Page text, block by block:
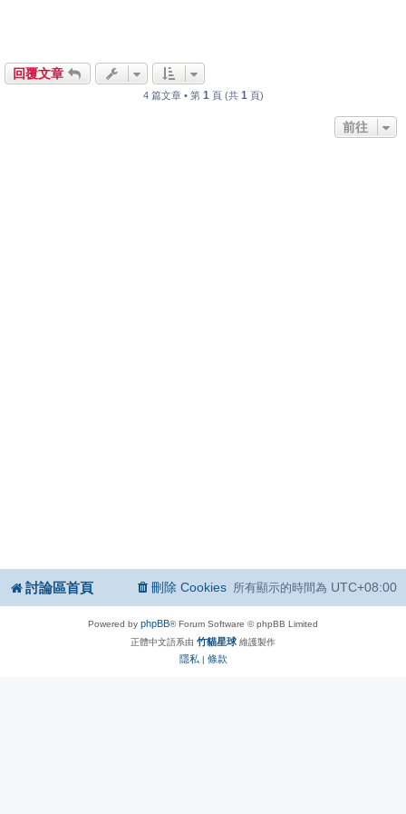
回覆文章
4 篇文章 • 第 1 頁 (共 1 頁)
前往
討論區首頁 所有顯示的時間為 UTC+08:00
刪除 Cookies
Powered by phpBB® Forum Software © phpBB Limited
正體中文語系由 竹貓星球 維護製作
隱私 | 條款